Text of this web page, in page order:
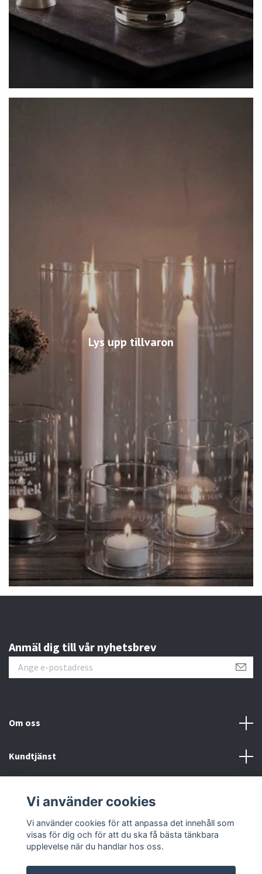
Lys upp tillvaron
Anmäl dig till vår nyhetsbrev
Om oss
Kundtjänst
Sociala medier
Vi använder cookies
Vi använder cookies för att anpassa det innehåll som
visas för dig och för att du ska få bästa tänkbara
upplevelse när du handlar hos oss.